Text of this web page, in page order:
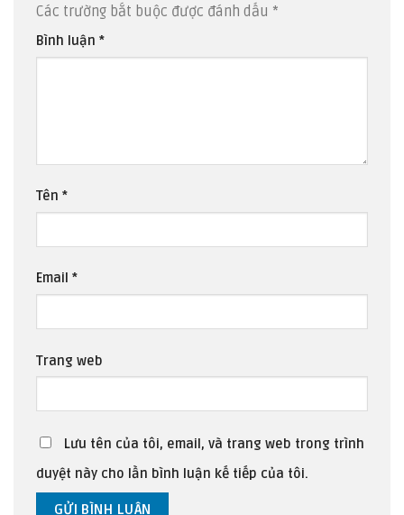
Các trường bắt buộc được đánh dấu *
Bình luận *
Tên *
Email *
Trang web
Lưu tên của tôi, email, và trang web trong trình
duyệt này cho lần bình luận kế tiếp của tôi.